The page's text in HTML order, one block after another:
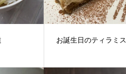
お誕生日のティラミス